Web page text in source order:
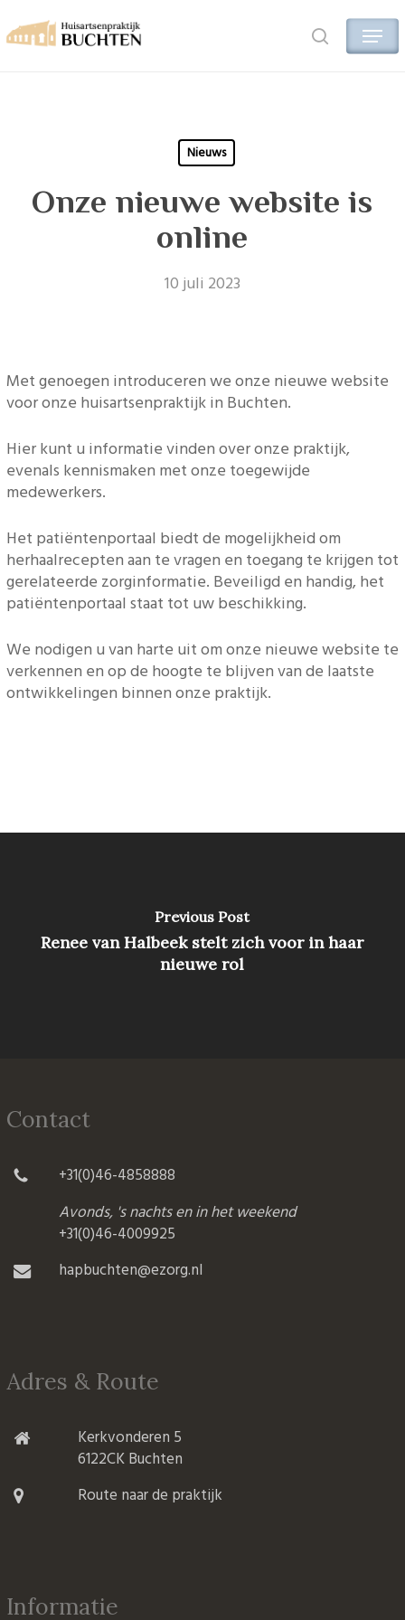
to
main
search
Menu
Nieuws
Onze nieuwe website is
online
10 juli 2023
Met genoegen introduceren we onze nieuwe website
voor onze huisartsenpraktijk in Buchten.
Hier kunt u informatie vinden over onze praktijk,
evenals kennismaken met onze toegewijde
medewerkers.
Het patiëntenportaal biedt de mogelijkheid om
herhaalrecepten aan te vragen en toegang te krijgen tot
gerelateerde zorginformatie. Beveiligd en handig, het
patiëntenportaal staat tot uw beschikking.
We nodigen u van harte uit om onze nieuwe website te
verkennen en op de hoogte te blijven van de laatste
ontwikkelingen binnen onze praktijk.
Previous Post
Renee van Halbeek stelt zich voor in haar
nieuwe rol
Contact
+31(0)46-4858888
Avonds, 's nachts en in het weekend
+31(0)46-4009925
hapbuchten@ezorg.nl
Adres & Route
Kerkvonderen 5
6122CK Buchten
Route naar de praktijk
Informatie